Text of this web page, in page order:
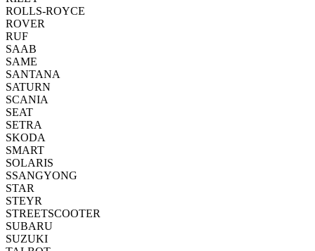
ROLLS-ROYCE
ROVER
RUF
SAAB
SAME
SANTANA
SATURN
SCANIA
SEAT
SETRA
SKODA
SMART
SOLARIS
SSANGYONG
STAR
STEYR
STREETSCOOTER
SUBARU
SUZUKI